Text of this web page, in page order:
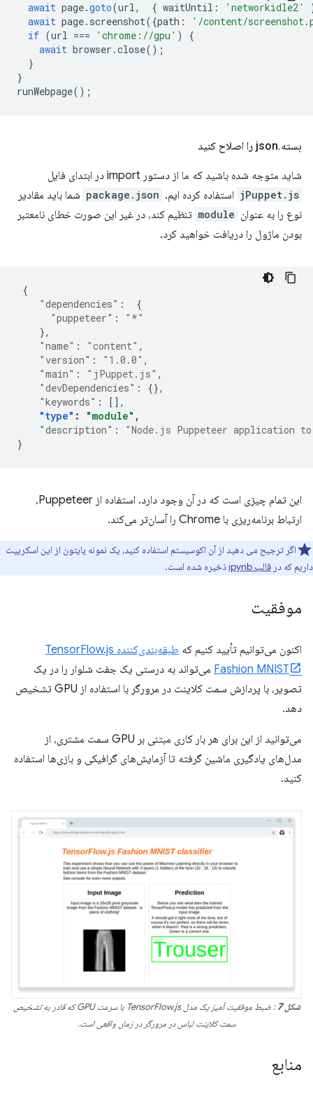
await page.goto(url, { waitUntil : 'networkidle2'
await page. screenshot({path :
'/content/
if (url === 'chrome://gpu' )
{
await browser .close();
}
}
runWebpage();
بسته.json را اصلاح کنید
شاید متوجه شده باشید که ما از دستور import در ابتدای فایل
jPuppet.js استفاده کرده ایم. package.json شما باید مقادیر
نوع را به عنوان module تنظیم کند، در غیر این صورت خطای نامعتبر
بودن ماژول را دریافت خواهید کرد.
{
"dependencies" :
{
"puppeteer" :
"*"
},
"name" : "content" ,
"version" : "1.0.0" ,
"main" : "jPuppet.js" ,
"devDependencies" :
{},
"keywords" :
[],
"type" : "module" ,
"description" :
"Node.js Puppeteer application
}
این تمام چیزی است که در آن وجود دارد. استفاده از Puppeteer،
ارتباط برنامه‌ریزی با Chrome را آسان‌تر می‌کند.
اگر ترجیح می دهید از آن اکوسیستم استفاده کنید، یک نمونه پایتون از این اسکریپت
داریم که در قالب ipynb ذخیره شده است.
موفقیت
اکنون می‌توانیم تأیید کنیم که
طبقه‌بندی‌کننده TensorFlow.js
Fashion MNIST می‌تواند به درستی یک جفت شلوار را در یک
تصویر، با پردازش سمت کلاینت در مرورگر با استفاده از GPU تشخیص
دهد.
می‌توانید از این برای هر بار کاری مبتنی بر GPU سمت مشتری، از
مدل‌های یادگیری ماشین گرفته تا آزمایش‌های گرافیکی و بازی‌ها استفاده
کنید.
شکل 7
: ضبط موفقیت آمیز یک مدل TensorFlow.js با سرعت GPU که قادر به تشخیص
سمت کلاینت لباس در مرورگر در زمان واقعی است.
منابع